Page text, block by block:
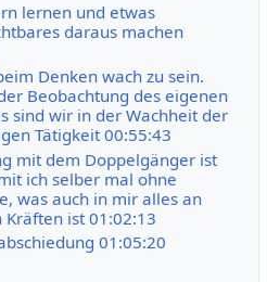
lernen und etwas
daraus machen
Denken wach zu sein.
Beobachtung des eigenen
sind wir in der Wachheit der
Tätigkeit 00:55:43
mit dem Doppelgänger ist
ich selber mal ohne
was auch in mir alles an
ist 01:02:13
01:05:20